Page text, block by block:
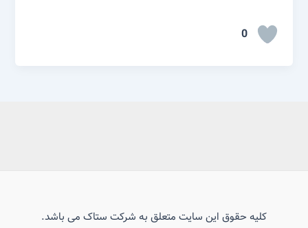
0
کلیه حقوق این سایت متعلق به شرکت ستاک می باشد.